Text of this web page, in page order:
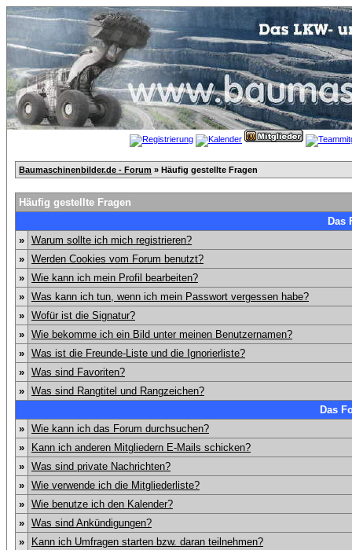
Baumaschinenbilder.de - Forum » Häufig gestellte Fragen
Häufig gestellte Fragen
Das
» Warum sollte ich mich registrieren?
» Werden Cookies vom Forum benutzt?
» Wie kann ich mein Profil bearbeiten?
» Was kann ich tun, wenn ich mein Passwort vergessen habe?
» Wofür ist die Signatur?
» Wie bekomme ich ein Bild unter meinen Benutzernamen?
» Was ist die Freunde-Liste und die Ignorierliste?
» Was sind Favoriten?
» Was sind Rangtitel und Rangzeichen?
Das
» Wie kann ich das Forum durchsuchen?
»
Kann ich anderen Mitgliedern E-Mails schicken?
» Was sind private Nachrichten?
» Wie verwende ich die Mitgliederliste?
» Wie benutze ich den Kalender?
» Was sind Ankündigungen?
»
Kann ich Umfragen starten bzw. daran teilnehmen?